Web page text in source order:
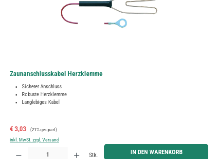
Zaunanschlusskabel Herzklemme
Sicherer Anschluss
Robuste Herzklemme
Langlebiges Kabel
Verkaufspreis:
€ 3,03 Regulärer Preis:
(21% gespart)
inkl. MwSt. zzgl. Versand
Produkt Anzahl: Gib den gewünschten Wert ein oder benutze die Schaltflächen um die Anzahl zu
Stk. IN DEN WARENKORB